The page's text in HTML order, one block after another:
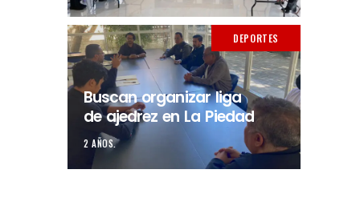
DEPORTES
Buscan organizar liga
de ajedrez en La Piedad
2 AÑOS.